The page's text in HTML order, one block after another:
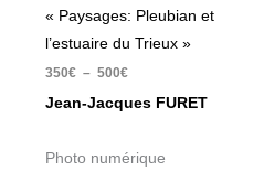
« Paysages: Pleubian et
l’estuaire du Trieux »
350€ – 500€
Jean-Jacques FURET
Photo numérique